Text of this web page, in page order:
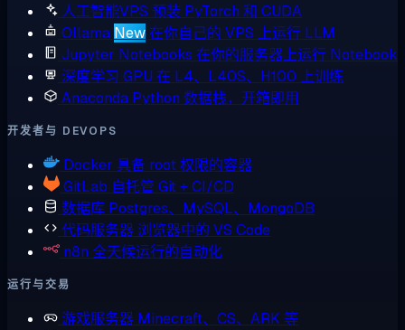
人工智能VPS 预装 PyTorch 和 CUDA
Ollama New在你自己的 VPS 上运行 LLM
Jupyter Notebooks 在你的服务器上运行 Notebook
深度学习 GPU 在 L4、L40S、H100 上训练
Anaconda Python 数据栈，开箱即用
开发者与 DEVOPS
Docker 具备 root 权限的容器
GitLab 自托管 Git + CI/CD
数据库 Postgres、MySQL、MongoDB
代码服务器 浏览器中的 VS Code
n8n 全天候运行的自动化
运行与交易
游戏服务器 Minecraft、CS、ARK 等